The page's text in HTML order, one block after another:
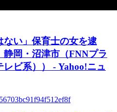
ない」保育士の女を逮
岡・沼津市（FNNプラ
ビ系）） - Yahoo!ニュ